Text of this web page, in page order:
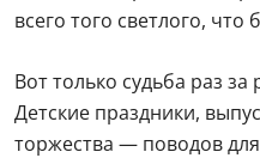
всего того светлого,
Вот только судьба раз
Детские праздники,
торжества — поводов